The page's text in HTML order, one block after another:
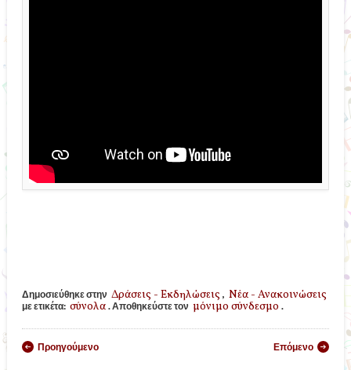
Δημοσιεύθηκε στην Δράσεις - Εκδηλώσεις , Νέα - Ανακοινώσεις
με ετικέτα: σύνολα . Αποθηκεύστε τον μόνιμο σύνδεσμο .
Πλοήγηση άρθρων
Προηγούμενο Επόμενο